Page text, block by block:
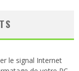
le signal Internet